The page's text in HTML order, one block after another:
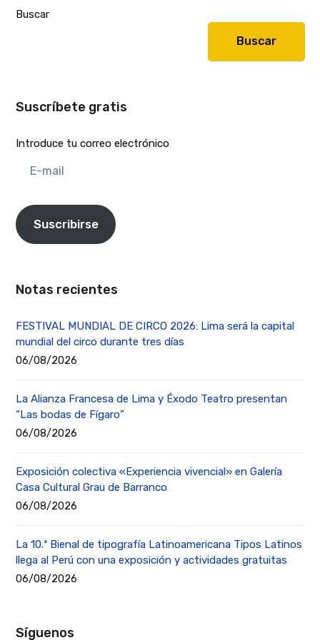
Buscar
Buscar
Suscríbete gratis
Introduce tu correo electrónico
mail
Suscribirse
Notas recientes
FESTIVAL MUNDIAL DE CIRCO 2026: Lima será la capital
mundial del circo durante tres días
06/08/2026
La Alianza Francesa de Lima y Éxodo Teatro presentan
“Las bodas de Fígaro”
06/08/2026
Exposición colectiva «Experiencia vivencial» en Galería
Casa Cultural Grau de Barranco
06/08/2026
La 10.ª Bienal de tipografía Latinoamericana Tipos Latinos
llega al Perú con una exposición y actividades gratuitas
06/08/2026
Síguenos